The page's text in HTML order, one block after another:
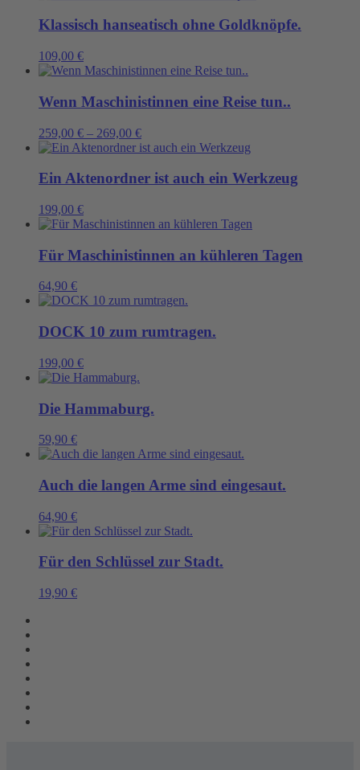
Klassisch hanseatisch ohne Goldknöpfe.
109,00 €
Wenn Maschinistinnen eine Reise tun..
259,00 € – 269,00 €
Ein Aktenordner ist auch ein Werkzeug
199,00 €
Für Maschinistinnen an kühleren Tagen
64,90 €
DOCK 10 zum rumtragen.
199,00 €
Die Hammaburg.
59,90 €
Auch die langen Arme sind eingesaut.
64,90 €
Für den Schlüssel zur Stadt.
19,90 €